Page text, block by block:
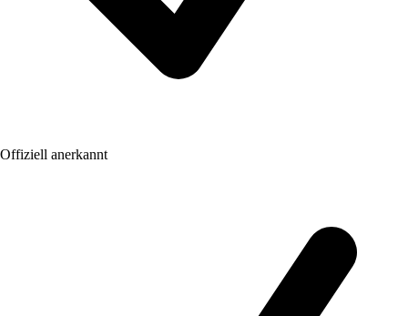
Offiziell anerkannt